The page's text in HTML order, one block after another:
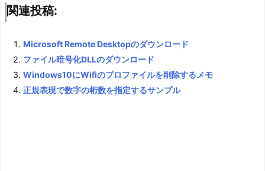
関連投稿:
Microsoft Remote Desktopのダウンロード
ファイル暗号化DLLのダウンロード
Windows10にWifiのプロファイルを削除するメモ
正規表現で数字の桁数を指定するサンプル